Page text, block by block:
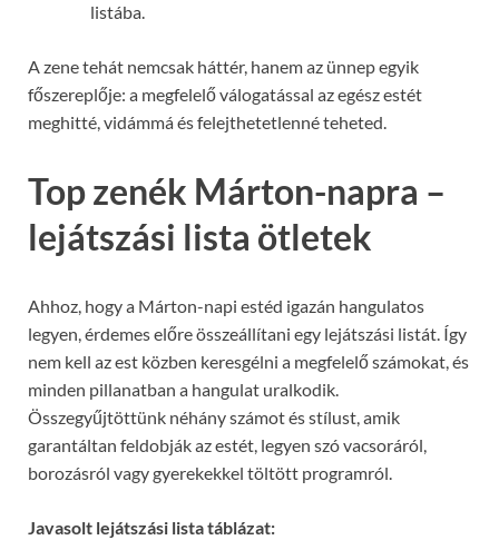
listába.
A zene tehát nemcsak háttér, hanem az ünnep egyik
főszereplője: a megfelelő válogatással az egész estét
meghitté, vidámmá és felejthetetlenné teheted.
Top zenék Márton-napra –
lejátszási lista ötletek
Ahhoz, hogy a Márton-napi estéd igazán hangulatos
legyen, érdemes előre összeállítani egy lejátszási listát. Így
nem kell az est közben keresgélni a megfelelő számokat, és
minden pillanatban a hangulat uralkodik.
Összegyűjtöttünk néhány számot és stílust, amik
garantáltan feldobják az estét, legyen szó vacsoráról,
borozásról vagy gyerekekkel töltött programról.
Javasolt lejátszási lista táblázat: